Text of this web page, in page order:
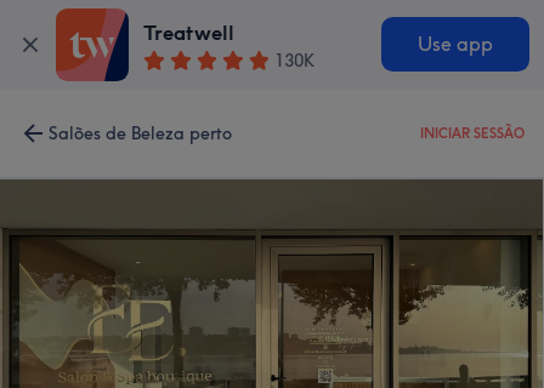
Treatwell
130K
Use app
Salões de Beleza perto INICIAR SESSÃO